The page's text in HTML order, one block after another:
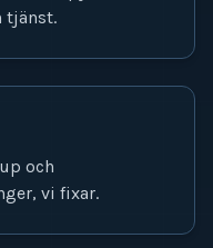
tjänst.
och
vi fixar.